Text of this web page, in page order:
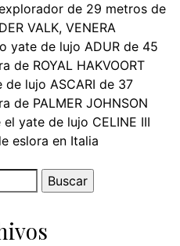
de 29 metros de
VALK, VENERA
yate de lujo ADUR de 45
de ROYAL HAKVOORT
lujo ASCARI de 37
de PALMER JOHNSON
yate de lujo CELINE III
eslora en Italia